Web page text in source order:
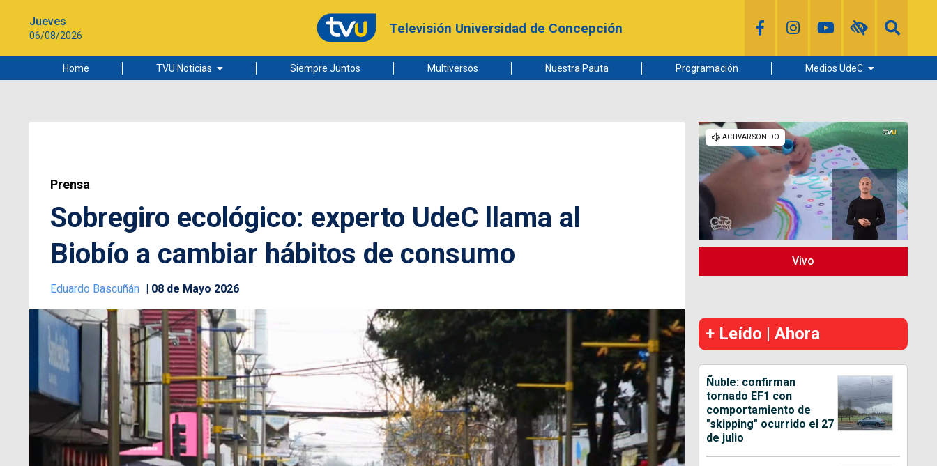
Jueves
06/08/2026 Televisión Universidad de Concepción
Home TVU Noticias
Ciudad
Siempre Juntos Multiversos Nuestra Pauta Programación Medios UdeC
Radio UdeC
Noticias UdeC
La Discusión
Prensa
Sobregiro ecológico: experto UdeC llama al
Biobío a cambiar hábitos de consumo
Eduardo Bascuñán 08 de Mayo 2026
Vivo
+ Leído | Ahora
Ñuble: confirman
tornado EF1 con
comportamiento de
"skipping" ocurrido el 27
de julio